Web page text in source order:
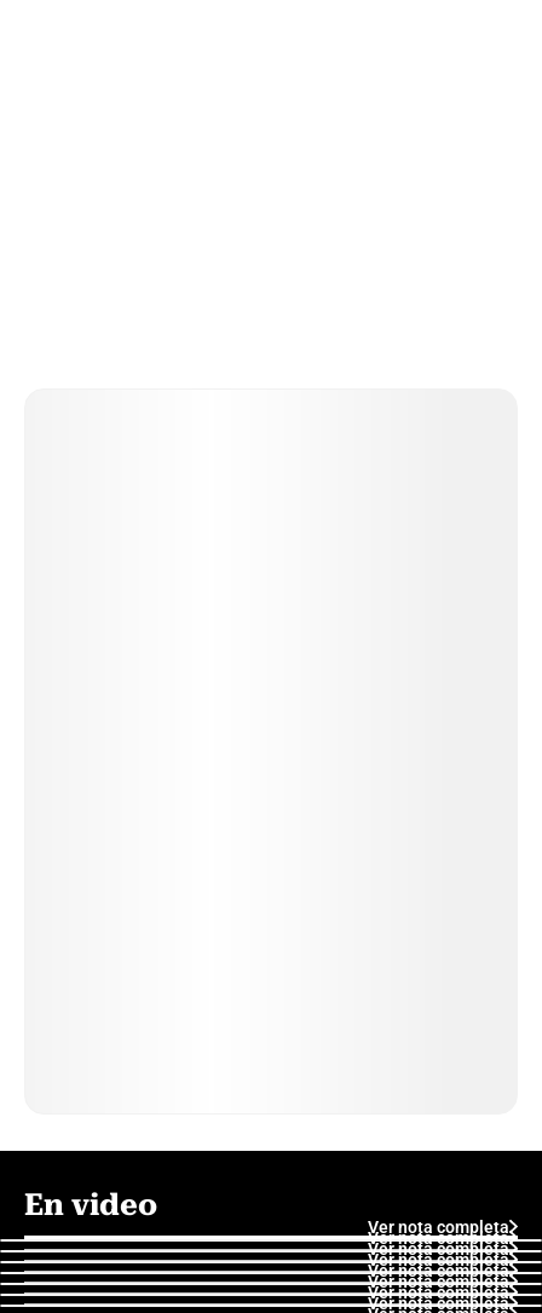
En video
Ver nota completa
Ver nota completa
Ver nota completa
Ver nota completa
Ver nota completa
Ver nota completa
Ver nota completa
Ver nota completa